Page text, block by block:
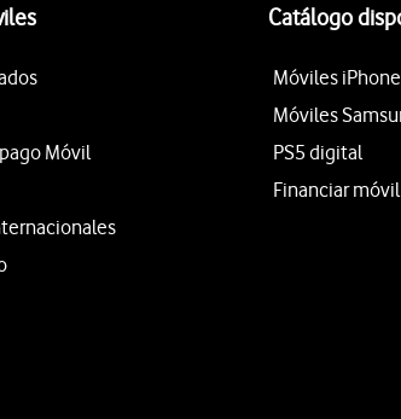
Móvil
Catálogo
Móviles iPhone
Móviles
PS5 digital
Financiar